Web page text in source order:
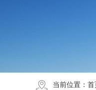
当前位置： 首